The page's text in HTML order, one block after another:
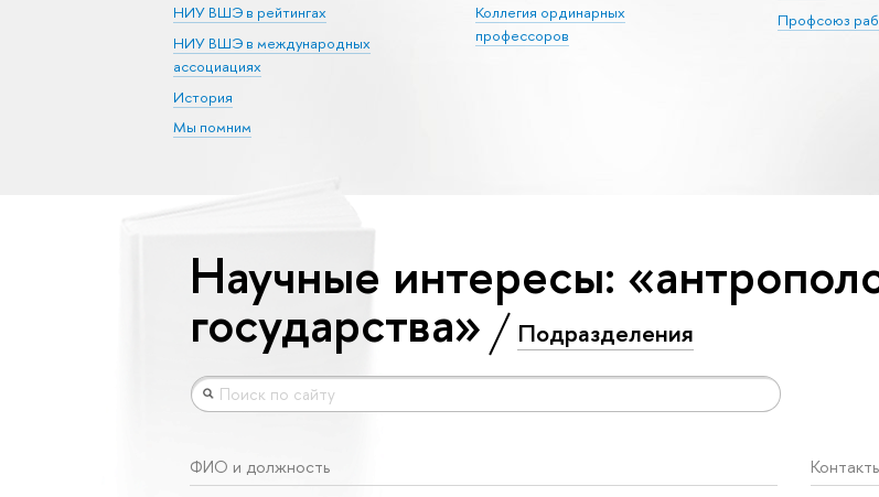
НИУ ВШЭ в рейтингах
НИУ ВШЭ в международных
ассоциациях
История
Мы помним
Коллегия ординарных
профессоров
Профсоюз
Научные интересы:
государства» Подразделения
ФИО и должность